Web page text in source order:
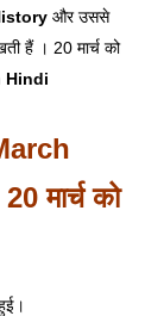
और उससे
हैं । 20 मार्च को
Hindi
मार्च को